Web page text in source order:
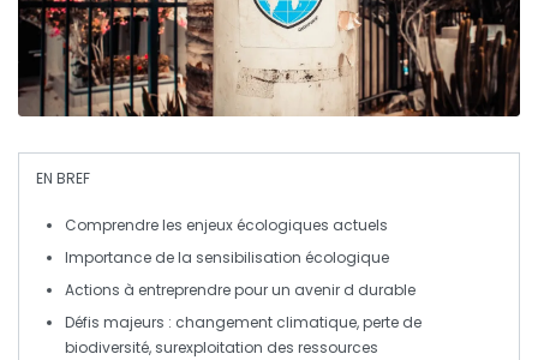
EN BREF
Comprendreles enjeux écologiques actuels
Importance de la sensibilisation écologique
Actions à entreprendre pour un avenir d durable
Défis majeurs : changement climatique,perte de
biodiversité, surexploitation des ressources